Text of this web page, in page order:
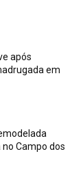
após
em
Campo dos